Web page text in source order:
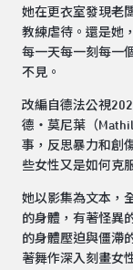
她在更衣室發現老
教練虐待。還是她
每一天每一刻每一
不見。
改編自德法公視
德・莫尼葉（
事，反思暴力和創
些女性又是如何克
她以影集為文本，
的身體，有著怪異
的身體壓迫與僵滯
著舞作深入刻畫女